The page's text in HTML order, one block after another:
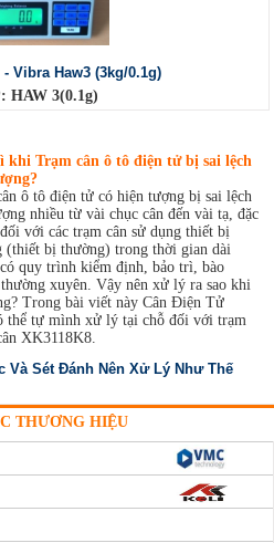
Vibra Haw3 (3kg/0.1g)
HAW 3(0.1g)
khi Trạm cân ô tô điện tử bị sai lệch
ô tô điện tử có hiện tượng bị sai lệch
nhiều từ vài chục cân đến vài tạ, đặc
với các trạm cân sử dụng thiết bị
(thiết bị thường) trong thời gian dài
quy trình kiểm định, bảo trì, bào
xuyên. Vậy nên xử lý ra sao khi
Trong bài viết này Cân Điện Tử
thể tự mình xử lý tại chỗ đối với trạm
XK3118K8.
Và Sét Đánh Nên Xử Lý Như Thế
THƯƠNG HIỆU